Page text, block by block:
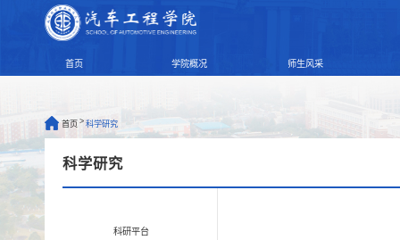
首页 学院概况 师生风采
首页 > 科学研究
科学研究
科研平台